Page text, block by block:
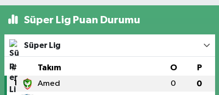
Süper Lig Puan Durumu
Süper Lig
# Takım O P
1 Amed 0 0